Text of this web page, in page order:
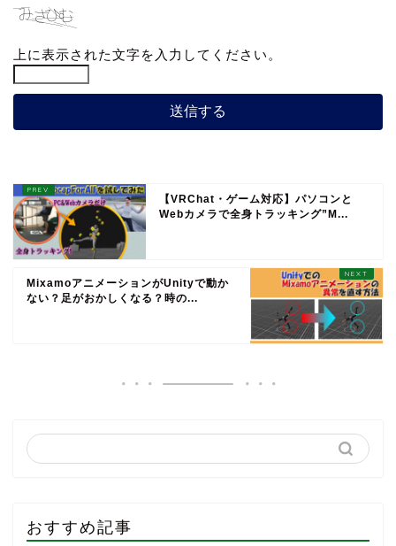
上に表示された文字を入力してください。
【VRChat・ゲーム対応】パソコンと
Webカメラで全身トラッキング”M...
MixamoアニメーションがUnityで動か
ない？足がおかしくなる？時の...
おすすめ記事